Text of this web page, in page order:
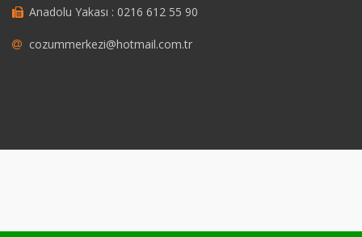
Anadolu Yakası : 0216 612 55 90
cozummerkezi@hotmail.com.tr